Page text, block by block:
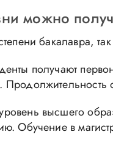
можно
бакалавра,
получают
высшего
Обучение в